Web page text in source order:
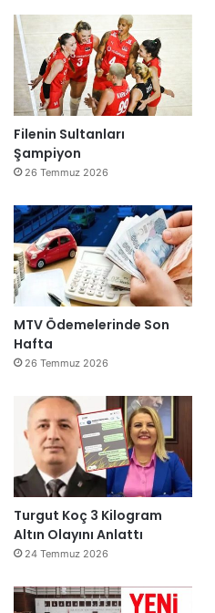
Filenin Sultanları
Şampiyon
26 Temmuz 2026
MTV Ödemelerinde Son
Hafta
26 Temmuz 2026
Turgut Koç 3 Kilogram
Altın Olayını Anlattı
24 Temmuz 2026